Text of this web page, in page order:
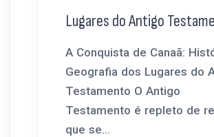
Lugares do Antigo
A Conquista de Canaã:
Geografia dos Lugares do
Testamento O Antigo
Testamento é repleto de
que se...